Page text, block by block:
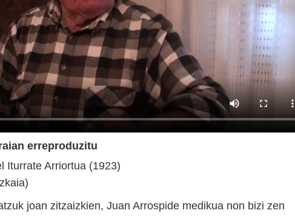
erreproduzitu
Iturrate Arriortua (1923)
joan zitzaizkien, Juan Arrospide medikua non bizi zen